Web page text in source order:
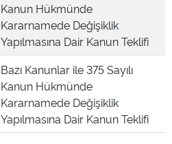
Kanun Hükmünde
Kararnamede Değişiklik
Yapılmasına Dair Kanun Teklifi
Bazı Kanunlar ile 375 Sayılı
Kanun Hükmünde
Kararnamede Değişiklik
Yapılmasına Dair Kanun Teklifi